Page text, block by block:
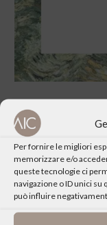
Per fornire le migliori
memorizzare e/o
queste tecnologie ci
navigazione o ID unici
può influire